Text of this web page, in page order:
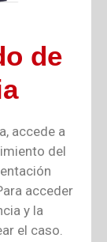
de
accede a
del
acceder
y la
el caso.